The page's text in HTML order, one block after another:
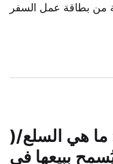
)ب(المحظورات: ما هي السلع/
ببيعها في